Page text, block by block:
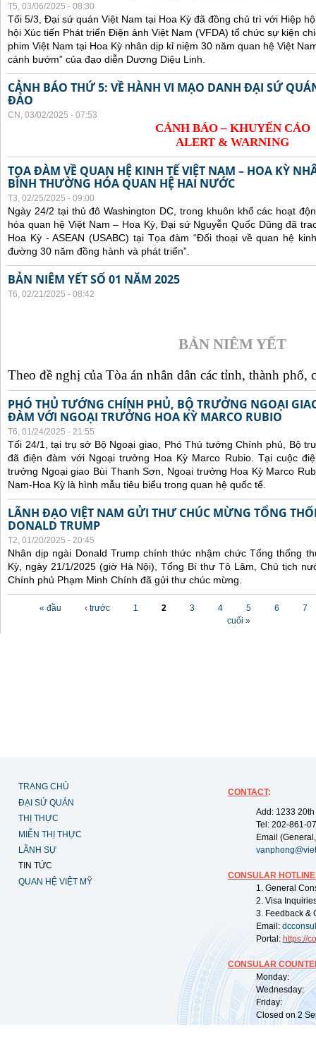
T5, 03/06/2025 - 08:30
Tối 5/3, Đại sứ quán Việt Nam tại Hoa Kỳ đã đồng chủ trì với Hiệp
hội Xúc tiến Phát triển Điện ảnh Việt Nam (VFDA) tổ chức sự kiện
phim Việt Nam tại Hoa Kỳ nhân dịp kỉ niệm 30 năm quan hệ Việt
cánh bướm” của đạo diễn Dương Diệu Linh.
CẢNH BÁO THỨ 5: VỀ HÀNH VI MẠO DANH ĐẠI SỨ
ĐẢO
CN, 03/02/2025 - 07:53
CẢNH BÁO – KHUYẾN CÁO
ALERT & WARNING
TỌA ĐÀM VỀ QUAN HỆ KINH TẾ VIỆT NAM – HOA KỲ
BÌNH THƯỜNG HÓA QUAN HỆ HAI NƯỚC
T3, 02/25/2025 - 09:00
Ngày 24/2 tại thủ đô Washington DC, trong khuôn khổ các hoạt
hóa quan hệ Việt Nam – Hoa Kỳ, Đại sứ Nguyễn Quốc Dũng đã
Hoa Kỳ - ASEAN (USABC) tại Tọa đàm “Đối thoại về quan hệ
đường 30 năm đồng hành và phát triển”.
BẢN NIÊM YẾT SỐ 01 NĂM 2025
T6, 02/21/2025 - 08:42
BẢN NIÊM YẾT
Theo đề nghị của Tòa án nhân dân các tỉnh, thành phố,
PHÓ THỦ TƯỚNG CHÍNH PHỦ, BỘ TRƯỞNG NGOẠI
ĐÀM VỚI NGOẠI TRƯỞNG HOA KỲ MARCO RUBIO
T6, 01/24/2025 - 21:55
Tối 24/1, tại trụ sở Bộ Ngoại giao, Phó Thủ tướng Chính phủ, Bộ
đã điện đàm với Ngoại trưởng Hoa Kỳ Marco Rubio. Tại cuộc
trưởng Ngoại giao Bùi Thanh Sơn, Ngoại trưởng Hoa Kỳ Marco
Nam-Hoa Kỳ là hình mẫu tiêu biểu trong quan hệ quốc tế.
LÃNH ĐẠO VIỆT NAM GỬI THƯ CHÚC MỪNG TỔNG
DONALD TRUMP
T2, 01/20/2025 - 20:45
Nhân dịp ngài Donald Trump chính thức nhậm chức Tổng thống
Kỳ, ngày 21/1/2025 (giờ Hà Nội), Tổng Bí thư Tô Lâm, Chủ tịch
Chính phủ Phạm Minh Chính đã gửi thư chúc mừng.
« đầu ‹ trước 1 2 3 4 5 6
7
cuối »
TRANG CHỦ
ĐẠI SỨ QUÁN
THỊ THỰC
MIỄN THỊ THỰC
LÃNH SỰ
TIN TỨC
QUAN HỆ VIỆT MỸ
CONTACT:
Add: 1233
Tel: 202-861-
Email
CONSULAR
1. General
2. Visa
3. Feedback &
Email:
Portal: https://
CONSULAR
Monday:
Wednesday:
Friday:
Closed on 2